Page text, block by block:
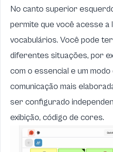
No canto superior
permite que você acesse a
vocabulários. Você pode
diferentes situações, por
com o essencial e um
comunicação mais
ser configurado
exibição, código de cores.